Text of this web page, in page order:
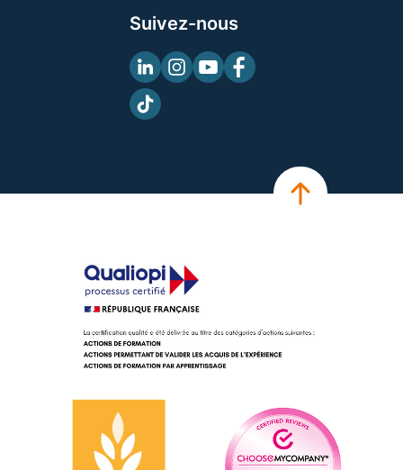
Suivez-nous
LinkedinInstagram
YoutubeFacebook
TikTok